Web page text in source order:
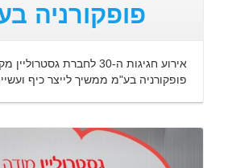
פופקורניה
אירוע חגיגות ה-30 לחברת
פופקורניה בע"מ ממשיך לייצר כיף